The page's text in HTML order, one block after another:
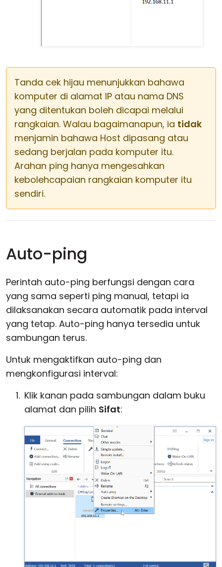
Tanda cek hijau menunjukkan bahawa
komputer di alamat IP atau nama DNS
yang ditentukan boleh dicapai melalui
rangkaian. Walau bagaimanapun, ia tidak
menjamin bahawa Host dipasang atau
sedang berjalan pada komputer itu.
Arahan ping hanya mengesahkan
kebolehcapaian rangkaian komputer itu
sendiri.
Auto-ping
Perintah auto-ping berfungsi dengan cara
yang sama seperti ping manual, tetapi ia
dilaksanakan secara automatik pada interval
yang tetap. Auto-ping hanya tersedia untuk
sambungan terus.
Untuk mengaktifkan auto-ping dan
mengkonfigurasi interval:
Klik kanan pada sambungan dalam buku
alamat dan pilih Sifat: